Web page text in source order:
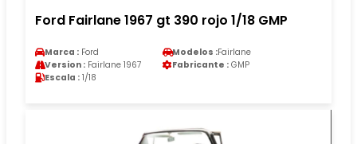
Ford Fairlane 1967 gt 390 rojo 1/18 GMP
Marca : Ford Modelos :Fairlane
Version : Fairlane 1967 Fabricante : GMP
Escala : 1/18